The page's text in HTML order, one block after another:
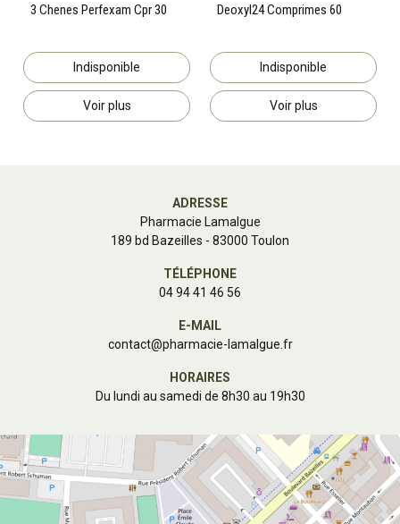
3 Chenes Perfexam Cpr 30
Indisponible
Voir plus
Deoxyl24 Comprimes 60
Indisponible
Voir plus
ADRESSE
Pharmacie Lamalgue
189 bd Bazeilles - 83000 Toulon
TÉLÉPHONE
04 94 41 46 56
E-MAIL
contact@pharmacie-lamalgue.fr
HORAIRES
Du lundi au samedi de 8h30 au 19h30